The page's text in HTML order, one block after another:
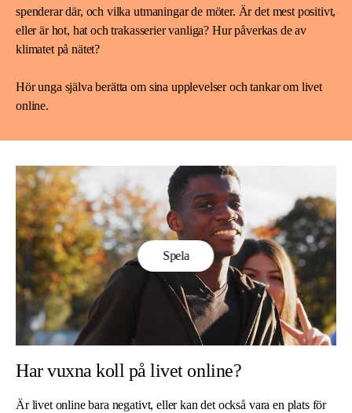
spenderar där, och vilka utmaningar de möter. Är det mest positivt,
eller är hot, hat och trakasserier vanliga? Hur påverkas de av
klimatet på nätet?
Hör unga själva berätta om sina upplevelser och tankar om livet
online.
Har vuxna koll på livet online?
Är livet online bara negativt, eller kan det också vara en plats för
Spela